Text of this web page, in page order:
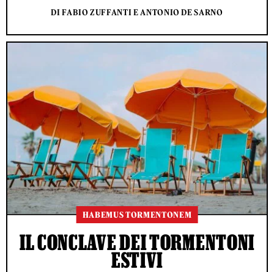
DI FABIO ZUFFANTI E ANTONIO DE SARNO
HABEMUS TORMENTONEM
IL CONCLAVE DEI TORMENTONI
ESTIVI